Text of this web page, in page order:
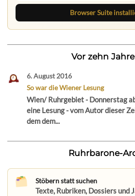
Browser Suite
Vor zehn
6. August 2016
So war die Wiener Lesung
Wien/ Ruhrgebiet - Donnerstag
eine Lesung - vom Autor dieser
dem dem...
Ruhrbarone-
Stöbern statt suchen
Texte, Rubriken, Dossiers und